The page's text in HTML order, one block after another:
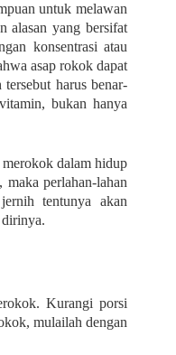
untuk melawan
alasan yang bersifat
konsentrasi atau
asap rokok dapat
harus benar-
bukan hanya
merokok dalam hidup
perlahan-lahan
tentunya akan
dirinya.
Kurangi porsi
mulailah dengan